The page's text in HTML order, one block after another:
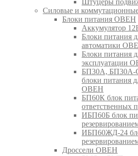
Штуцеры
Силовые и
Блоки питания ОВЕН
Аккумулятор
Блоки питания
автоматики
Блоки питания
эксплуатации
БП30А, БП30А-
блоки питания
ОВЕН
БП60К блок
ИБП60Б блок
ИБП60ЖД-24
Дроссели ОВЕН